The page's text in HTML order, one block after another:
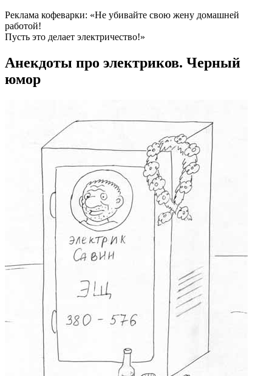
Реклама кофеварки: «Не убивайте свою жену домашней
работой!
Пусть это делает электричество!»
Анекдоты про электриков. Черный
юмор